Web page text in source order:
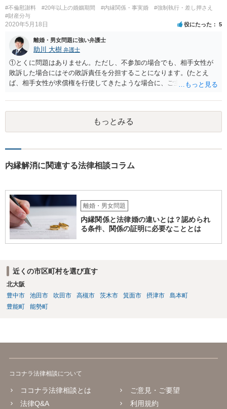
わる調停及び審判（民法819条5項）は認められないと考えます。 この
点について明確な判例はありませんが、離婚後の親権者変更（民法819
条6項）においては、離婚後に親権者が再婚して元夫婦の子と再婚相手
が養子縁組した場合には、親権者変更の申立ては認められないとする
最高裁判例があり、その判例で述べられている理由は民法819条5項の
場面でも同様であると考えられるからです。
#不倫慰謝料 #20年以上の婚姻期間 #内縁関係・事実婚
#強制執行・差し押さえ
#財産分与
2020年5月18日 役にたった 5
離婚・男女問題に強い弁護士
助川 大樹 弁護士
①とくに問題はありません。ただし、不参加の場合でも、相手女性が
敗訴した場合にはその敗訴責任を分担することになります。(たとえ
ば、相手女性が求償権を行使してきたような場合に、ご主人から、今
能性もあるでしょうが、真相は分かりません。 ③ならないと思いま
す。 ④- ⑤それにはなりえます。 ⑥一般論ですが、裁判官は証拠に基
づいて事実を認定するわけですから、証拠が大切です。 証拠をきちん
と整えての訴訟提起だとは思いますが、これからでも整えられるので
います。具体的な事情が分かりかねますので、幅のありすぎる回答で
ば幸いです。
もっとみる
内縁解消に関連する法律相談コラム
離婚・男女問題
内縁関係と法律婚の違いとは？認められ
る条件、関係の証明に必要なこととは
近くの市区町村を選び直す
北大阪
豊中市
池田市 吹田市 高槻市 茨木市 箕面市 摂津市
島本町
豊能町
能勢町
ココナラ法律相談について
ココナラ法律相談とは
法律Q&A
ご意見・ご要望
利用規約